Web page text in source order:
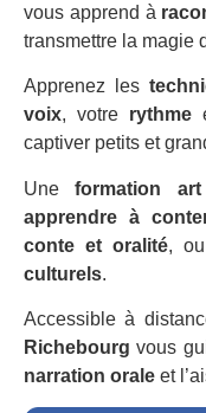
vous apprend à
transmettre la magie
Apprenez les
voix, votre rythme
captiver petits et
Uneformation
apprendre à
conte et oralité,
culturels.
Accessible à
Richebourg vous
narration orale et